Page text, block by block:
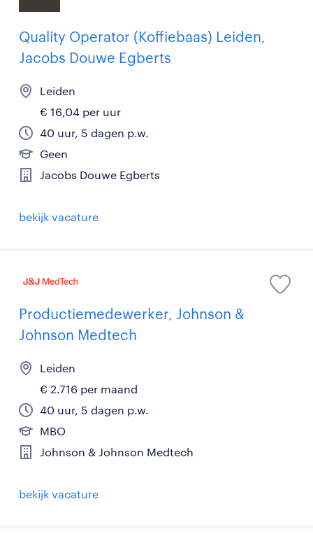
Quality Operator (Koffiebaas) Leiden,
Jacobs Douwe Egberts
Leiden
€ 16,04 per uur
40 uur, 5 dagen p.w.
Geen
Jacobs Douwe Egberts
bekijk vacature
Productiemedewerker, Johnson &
Johnson Medtech
Leiden
€ 2.716 per maand
40 uur, 5 dagen p.w.
MBO
Johnson & Johnson Medtech
bekijk vacature